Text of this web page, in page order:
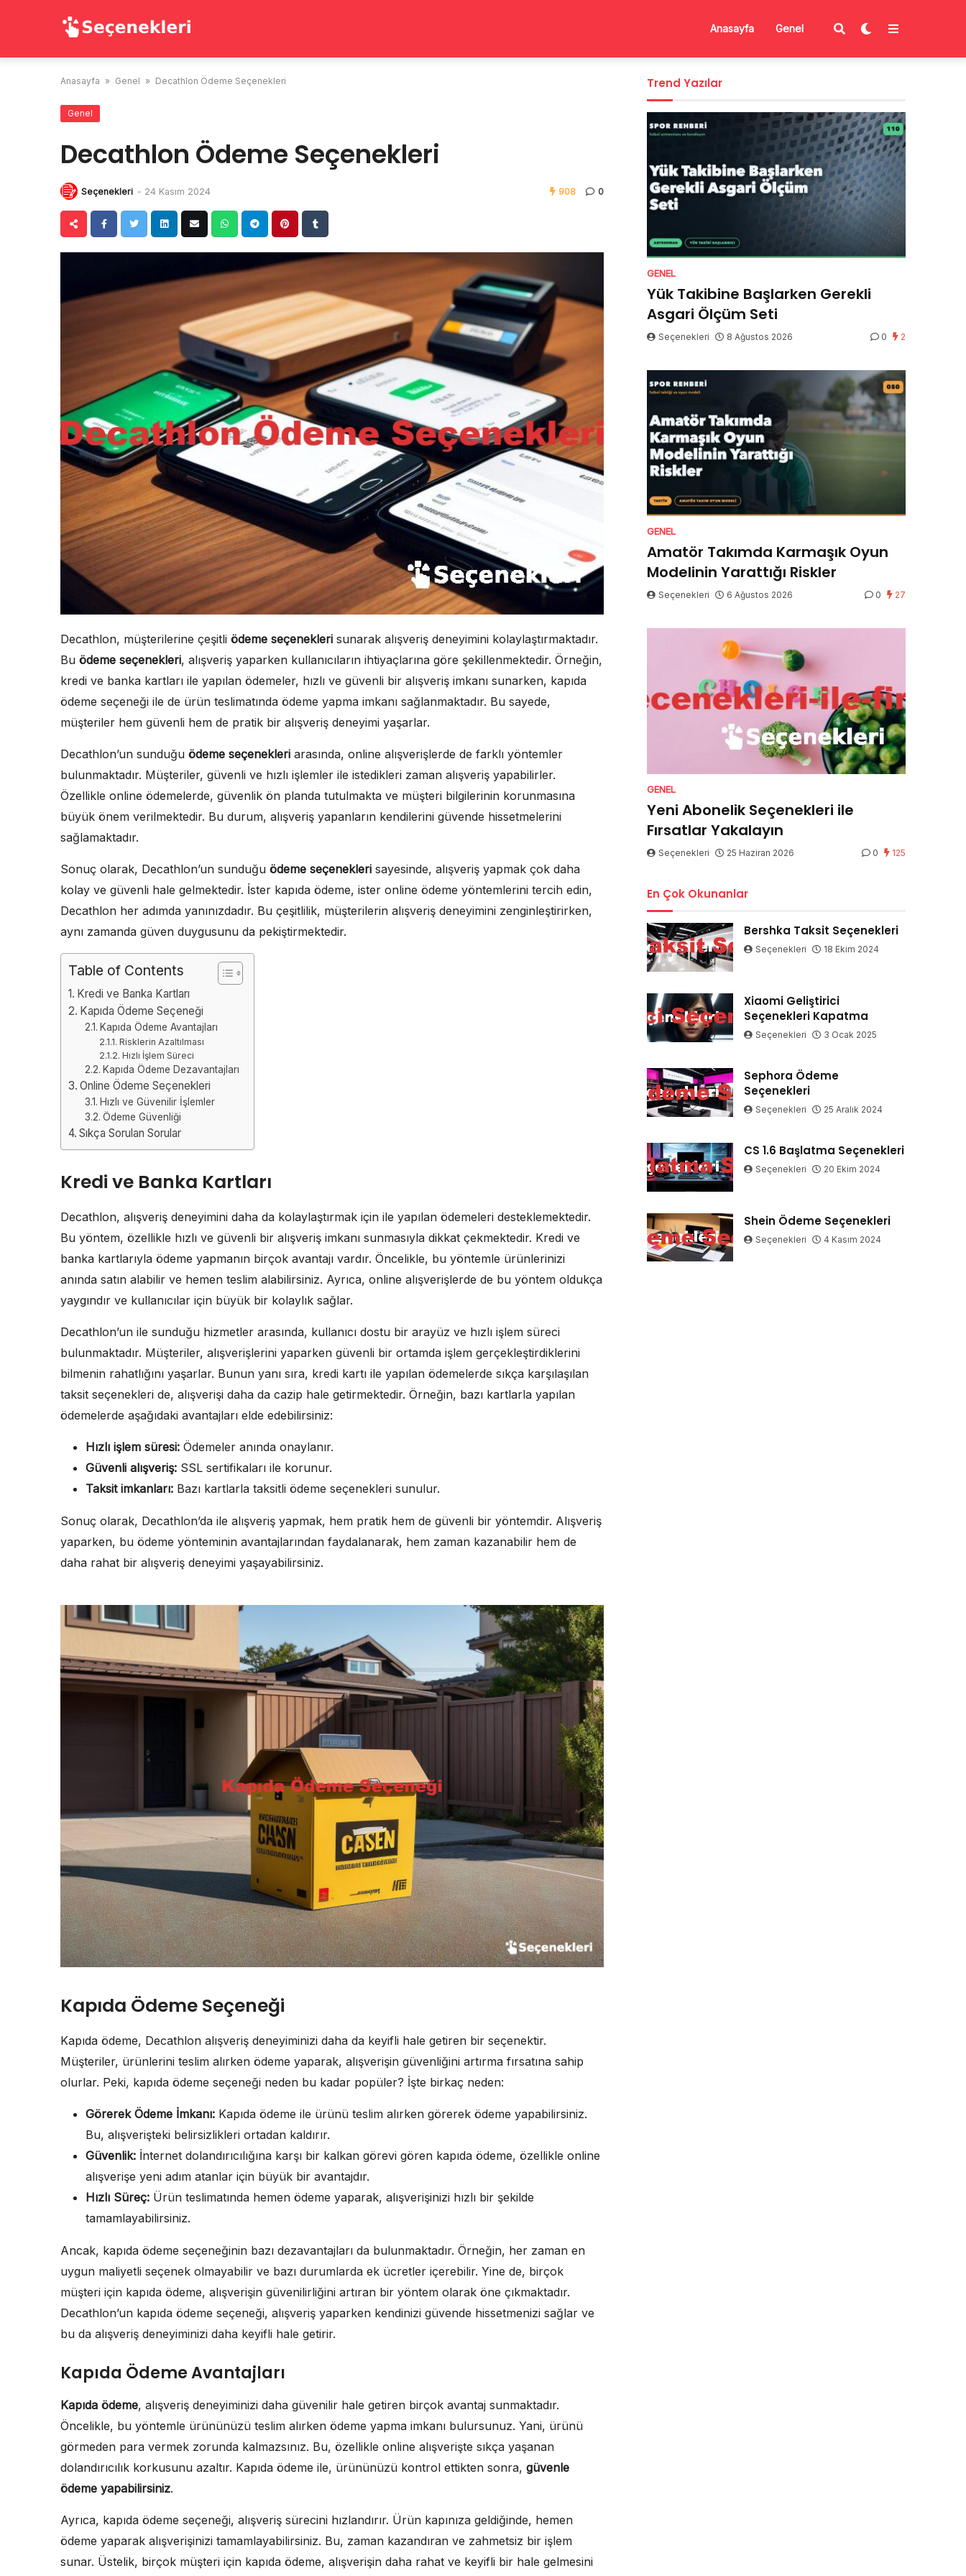
Anasayfa Genel
Anasayfa » Genel » Decathlon Ödeme Seçenekleri
Genel
Decathlon Ödeme Seçenekleri
Seçenekleri - 24 Kasım 2024 908 0
Decathlon, müşterilerine çeşitli ödeme seçenekleri sunarak alışveriş deneyimini kolaylaştırmaktadır.
Bu ödeme seçenekleri, alışveriş yaparken kullanıcıların ihtiyaçlarına göre şekillenmektedir. Örneğin,
kredi ve banka kartları ile yapılan ödemeler, hızlı ve güvenli bir alışveriş imkanı sunarken, kapıda
ödeme seçeneği ile de ürün teslimatında ödeme yapma imkanı sağlanmaktadır. Bu sayede,
müşteriler hem güvenli hem de pratik bir alışveriş deneyimi yaşarlar.
Decathlon’un sunduğu ödeme seçenekleri arasında, online alışverişlerde de farklı yöntemler
bulunmaktadır. Müşteriler, güvenli ve hızlı işlemler ile istedikleri zaman alışveriş yapabilirler.
Özellikle online ödemelerde, güvenlik ön planda tutulmakta ve müşteri bilgilerinin korunmasına
büyük önem verilmektedir. Bu durum, alışveriş yapanların kendilerini güvende hissetmelerini
sağlamaktadır.
Sonuç olarak, Decathlon’un sunduğu ödeme seçenekleri sayesinde, alışveriş yapmak çok daha
kolay ve güvenli hale gelmektedir. İster kapıda ödeme, ister online ödeme yöntemlerini tercih edin,
Decathlon her adımda yanınızdadır. Bu çeşitlilik, müşterilerin alışveriş deneyimini zenginleştirirken,
aynı zamanda güven duygusunu da pekiştirmektedir.
Table of Contents
Kredi ve Banka Kartları
Kapıda Ödeme Seçeneği
Kapıda Ödeme Avantajları
Risklerin Azaltılması
Hızlı İşlem Süreci
Kapıda Ödeme Dezavantajları
Online Ödeme Seçenekleri
Hızlı ve Güvenilir İşlemler
Ödeme Güvenliği
Sıkça Sorulan Sorular
Kredi ve Banka Kartları
Decathlon, alışveriş deneyimini daha da kolaylaştırmak için ile yapılan ödemeleri desteklemektedir.
Bu yöntem, özellikle hızlı ve güvenli bir alışveriş imkanı sunmasıyla dikkat çekmektedir. Kredi ve
banka kartlarıyla ödeme yapmanın birçok avantajı vardır. Öncelikle, bu yöntemle ürünlerinizi
anında satın alabilir ve hemen teslim alabilirsiniz. Ayrıca, online alışverişlerde de bu yöntem oldukça
yaygındır ve kullanıcılar için büyük bir kolaylık sağlar.
Decathlon’un ile sunduğu hizmetler arasında, kullanıcı dostu bir arayüz ve hızlı işlem süreci
bulunmaktadır. Müşteriler, alışverişlerini yaparken güvenli bir ortamda işlem gerçekleştirdiklerini
bilmenin rahatlığını yaşarlar. Bunun yanı sıra, kredi kartı ile yapılan ödemelerde sıkça karşılaşılan
taksit seçenekleri de, alışverişi daha da cazip hale getirmektedir. Örneğin, bazı kartlarla yapılan
ödemelerde aşağıdaki avantajları elde edebilirsiniz:
Hızlı işlem süresi: Ödemeler anında onaylanır.
Güvenli alışveriş: SSL sertifikaları ile korunur.
Taksit imkanları: Bazı kartlarla taksitli ödeme seçenekleri sunulur.
Sonuç olarak, Decathlon’da ile alışveriş yapmak, hem pratik hem de güvenli bir yöntemdir. Alışveriş
yaparken, bu ödeme yönteminin avantajlarından faydalanarak, hem zaman kazanabilir hem de
daha rahat bir alışveriş deneyimi yaşayabilirsiniz.
Kapıda Ödeme Seçeneği
Kapıda ödeme, Decathlon alışveriş deneyiminizi daha da keyifli hale getiren bir seçenektir.
Müşteriler, ürünlerini teslim alırken ödeme yaparak, alışverişin güvenliğini artırma fırsatına sahip
olurlar. Peki, kapıda ödeme seçeneği neden bu kadar popüler? İşte birkaç neden:
Görerek Ödeme İmkanı: Kapıda ödeme ile ürünü teslim alırken görerek ödeme yapabilirsiniz.
Bu, alışverişteki belirsizlikleri ortadan kaldırır.
Güvenlik: İnternet dolandırıcılığına karşı bir kalkan görevi gören kapıda ödeme, özellikle online
alışverişe yeni adım atanlar için büyük bir avantajdır.
Hızlı Süreç: Ürün teslimatında hemen ödeme yaparak, alışverişinizi hızlı bir şekilde
tamamlayabilirsiniz.
Ancak, kapıda ödeme seçeneğinin bazı dezavantajları da bulunmaktadır. Örneğin, her zaman en
uygun maliyetli seçenek olmayabilir ve bazı durumlarda ek ücretler içerebilir. Yine de, birçok
müşteri için kapıda ödeme, alışverişin güvenilirliğini artıran bir yöntem olarak öne çıkmaktadır.
Decathlon’un kapıda ödeme seçeneği, alışveriş yaparken kendinizi güvende hissetmenizi sağlar ve
bu da alışveriş deneyiminizi daha keyifli hale getirir.
Kapıda Ödeme Avantajları
Kapıda ödeme, alışveriş deneyiminizi daha güvenilir hale getiren birçok avantaj sunmaktadır.
Öncelikle, bu yöntemle ürününüzü teslim alırken ödeme yapma imkanı bulursunuz. Yani, ürünü
görmeden para vermek zorunda kalmazsınız. Bu, özellikle online alışverişte sıkça yaşanan
dolandırıcılık korkusunu azaltır. Kapıda ödeme ile, ürününüzü kontrol ettikten sonra, güvenle
ödeme yapabilirsiniz.
Ayrıca, kapıda ödeme seçeneği, alışveriş sürecini hızlandırır. Ürün kapınıza geldiğinde, hemen
ödeme yaparak alışverişinizi tamamlayabilirsiniz. Bu, zaman kazandıran ve zahmetsiz bir işlem
sunar. Üstelik, birçok müşteri için kapıda ödeme, alışverişin daha rahat ve keyifli bir hale gelmesini
Trend Yazılar
GENEL
Yük Takibine Başlarken Gerekli
Asgari Ölçüm Seti
Seçenekleri 8 Ağustos 2026 0 2
GENEL
Amatör Takımda Karmaşık Oyun
Modelinin Yarattığı Riskler
Seçenekleri 6 Ağustos 2026 0 27
GENEL
Yeni Abonelik Seçenekleri ile
Fırsatlar Yakalayın
Seçenekleri 25 Haziran 2026 0 125
En Çok Okunanlar
Bershka Taksit Seçenekleri
Seçenekleri 18 Ekim 2024
Xiaomi Geliştirici
Seçenekleri Kapatma
Seçenekleri 3 Ocak 2025
Sephora Ödeme
Seçenekleri
Seçenekleri 25 Aralık 2024
CS 1.6 Başlatma Seçenekleri
Seçenekleri 20 Ekim 2024
Shein Ödeme Seçenekleri
Seçenekleri 4 Kasım 2024